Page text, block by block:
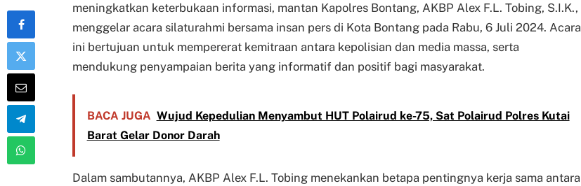
meningkatkan keterbukaan informasi, mantan Kapolres Bontang, AKBP Alex F.L. Tobing, S.I.K.,
menggelar acara silaturahmi bersama insan pers di Kota Bontang pada Rabu, 6 Juli 2024. Acara
ini bertujuan untuk mempererat kemitraan antara kepolisian dan media massa, serta
mendukung penyampaian berita yang informatif dan positif bagi masyarakat.
BACA JUGA Wujud Kepedulian Menyambut HUT Polairud ke-75, Sat Polairud Polres Kutai
Barat Gelar Donor Darah
Dalam sambutannya, AKBP Alex F.L. Tobing menekankan betapa pentingnya kerja sama antara